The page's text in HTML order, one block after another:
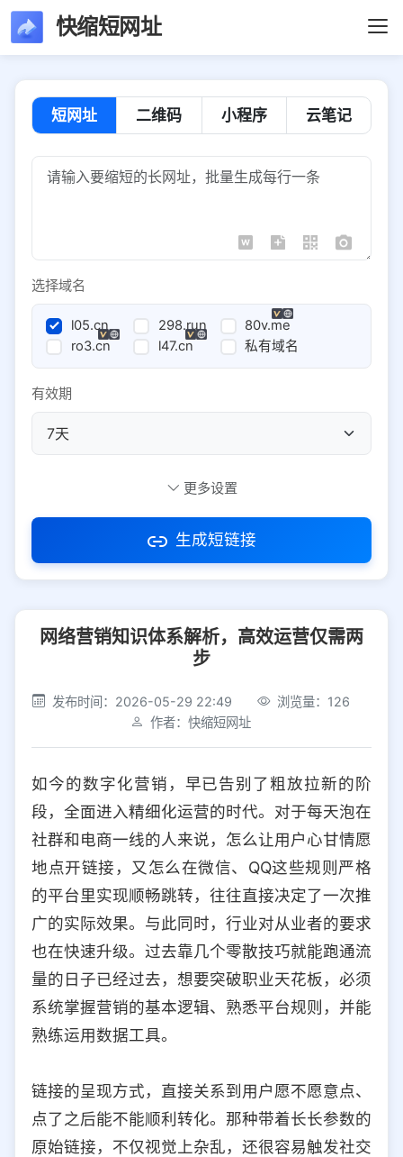
快缩短网址
短网址 二维码 小程序 云笔记
选择域名
l05.cn 298.run
80v.me
ro3.cn
l47.cn 私有域名
有效期
访问密码
社交平台 电商平台
选择防红平台类型，避免链接被拦截
平台设置
iOS Android PC 其他
选择允许访问的平台类型
更多设置
生成短链接
网络营销知识体系解析，高效运营仅需两
步
发布时间：2026-05-29 22:49
浏览量：126
作者：快缩短网址
如今的数字化营销，早已告别了粗放拉新的阶
段，全面进入精细化运营的时代。对于每天泡在
社群和电商一线的人来说，怎么让用户心甘情愿
地点开链接，又怎么在微信、QQ这些规则严格
的平台里实现顺畅跳转，往往直接决定了一次推
广的实际效果。与此同时，行业对从业者的要求
也在快速升级。过去靠几个零散技巧就能跑通流
量的日子已经过去，想要突破职业天花板，必须
系统掌握营销的基本逻辑、熟悉平台规则，并能
熟练运用数据工具。
链接的呈现方式，直接关系到用户愿不愿意点、
点了之后能不能顺利转化。那种带着长长参数的
原始链接，不仅视觉上杂乱，还很容易触发社交